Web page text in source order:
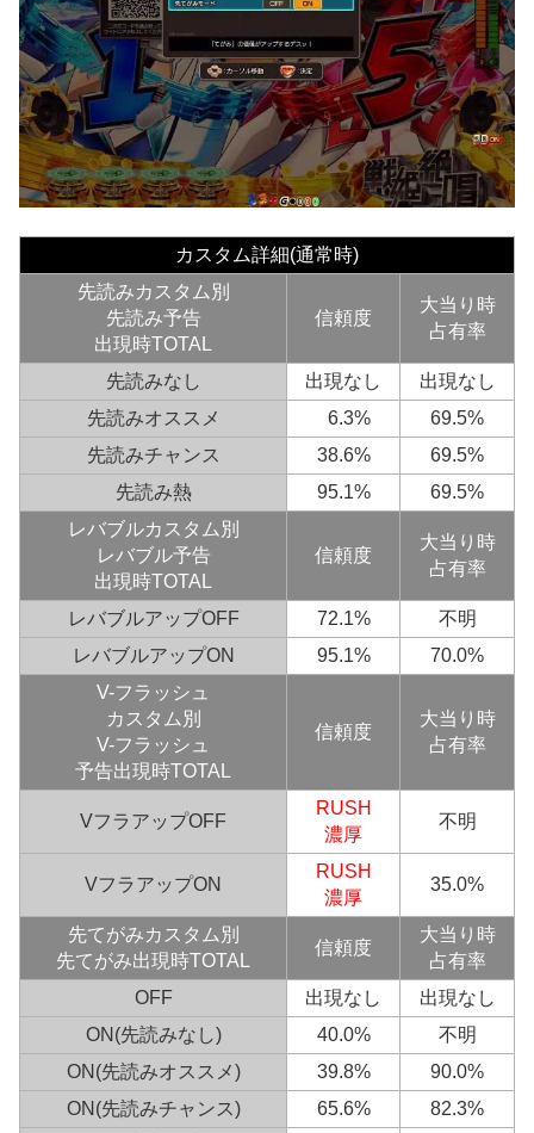
カスタム詳細(通常時)
先読みカスタム別
先読み予告
出現時TOTAL
信頼度
大当り時
占有率
先読みなし 出現なし
出現なし
先読みオススメ
6.3%
69.5%
先読みチャンス
38.6%
69.5%
先読み熱
95.1%
69.5%
レバブルカスタム別
レバブル予告
出現時TOTAL
信頼度
大当り時
占有率
レバブルアップOFF 72.1%
不明
レバブルアップON
95.1%
70.0%
V-フラッシュ
カスタム別
V-フラッシュ
予告出現時TOTAL
信頼度
大当り時
占有率
VフラアップOFF
RUSH
濃厚
不明
VフラアップON
RUSH
濃厚
35.0%
先てがみカスタム別
先てがみ出現時TOTAL
信頼度
大当り時
占有率
OFF
出現なし
出現なし
ON(先読みなし)
40.0%
不明
ON(先読みオススメ)
39.8%
90.0%
ON(先読みチャンス)
65.6%
82.3%